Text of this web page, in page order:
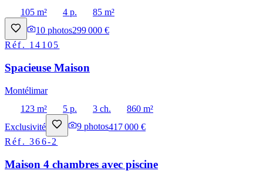
105 m²
4 p.
85 m²
10 photos299 000 €
Réf. 14105
Spacieuse Maison
Montélimar
123 m²
5 p. 3 ch.
860 m²
Exclusivité
9 photos417 000 €
Réf.366-2
Maison 4 chambres avec piscine